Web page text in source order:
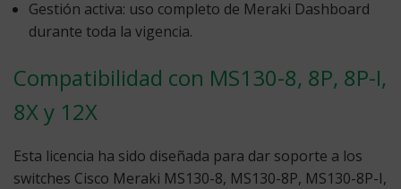
Gestión activa: uso completo de Meraki Dashboard
durante toda la vigencia.
Compatibilidad con MS130-8, 8P, 8P-I,
8X y 12X
Esta licencia ha sido diseñada para dar soporte a los
switches Cisco Meraki MS130-8, MS130-8P, MS130-8P-I,